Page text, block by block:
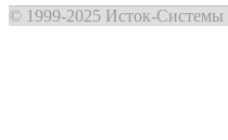
© 1999-2025 Исток-Системы